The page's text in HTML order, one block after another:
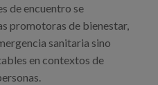
de encuentro se
promotoras de bienestar,
sanitaria sino
en contextos de